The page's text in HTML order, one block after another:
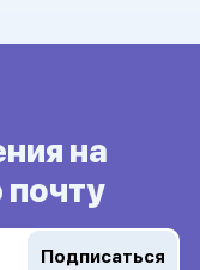
на
Подписаться